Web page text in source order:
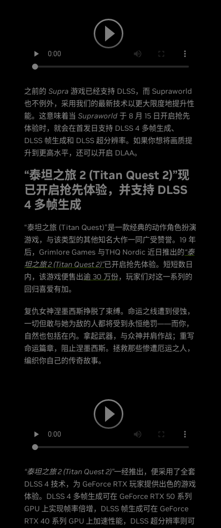
之前的Supra 游戏已经支持 DLSS，而 Supraworld
也不例外，采用我们的最新技术以更大限度地提升性
能。这意味着当Supraworld 于 8 月 15 日开启抢先
体验时，就会在首发日支持 DLSS 4 多帧生成、
DLSS 帧生成和 DLSS 超分辨率。如果你想将画质提
升到更高水平，还可以开启 DLAA。
“泰坦之旅 2 (Titan Quest 2)”现
已开启抢先体验，并支持 DLSS
4 多帧生成
“泰坦之旅 (Titan Quest)”是一款经典的动作角色扮演
游戏，与该类型的其他知名大作一同广受赞誉。19 年
后，Grimlore Games 与THQ Nordic 近日推出的“泰
坦之旅 2 (Titan Quest 2)”已开启抢先体验。短短数日
内，该游戏便售出逾 30 万份，玩家们对这一系列的
回归喜爱有加。
复仇女神涅墨西斯挣脱了束缚。命运之线遭到侵蚀，
一切但敢与她为敌的人都将受到永恒绝罚——而你，
自然也包括在内。拿起武器，与众神并肩作战；重写
命运篇章，阻止涅墨西斯。拯救那些惨遭厄运之人，
编织你自己的传奇故事。
“泰坦之旅 2 (Titan Quest 2)”一经推出，便采用了全套
DLSS 4 技术，为 GeForce RTX 玩家提供出色的游戏
体验。DLSS 4 多帧生成可在 GeForce RTX 50 系列
GPU 上实现帧率倍增，DLSS 帧生成可在 GeForce
RTX 40 系列 GPU 上加速性能，DLSS 超分辨率则可